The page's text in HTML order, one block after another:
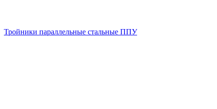
Тройники параллельные стальные ППУ